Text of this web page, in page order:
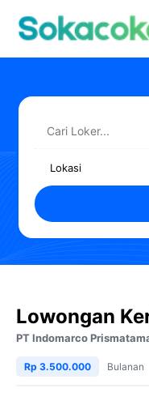
Lowongan
PT Indomarco
Rp 3.500.000 Bulanan